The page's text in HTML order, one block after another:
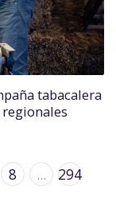
tabacalera
8 ...
294